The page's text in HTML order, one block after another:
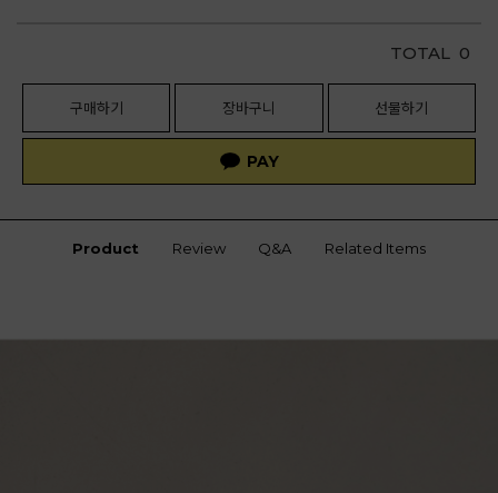
TOTAL 0
구매하기 장바구니 선물하기
Product Review Q&A Related Items